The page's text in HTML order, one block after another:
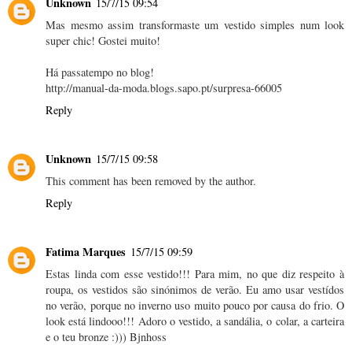
Mas mesmo assim transformaste um vestido simples num look
super chic! Gostei muito!
Há passatempo no blog!
http://manual-da-moda.blogs.sapo.pt/surpresa-66005
Reply
Unknown 15/7/15 09:58
This comment has been removed by the author.
Reply
Fatima Marques 15/7/15 09:59
Estas linda com esse vestido!!! Para mim, no que diz respeito à
roupa, os vestidos são sinónimos de verão. Eu amo usar vestídos
no verão, porque no inverno uso muito pouco por causa do frio. O
look está lindooo!!! Adoro o vestido, a sandália, o colar, a carteira
e o teu bronze :))) Bjnhoss